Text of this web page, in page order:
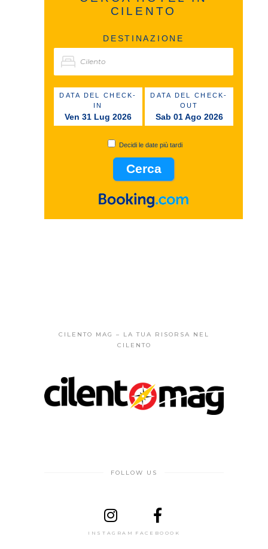
CILENTO
DESTINAZIONE
DATA DEL CHECK-
IN
Ven 31 Lug 2026
DATA DEL CHECK-
OUT
Sab 01 Ago 2026
Decidi le date più tardi
CILENTO MAG – LA TUA RISORSA NEL
CILENTO
FOLLOW US
INSTAGRAM FACEBOOOK